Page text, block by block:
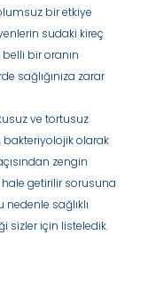
bir etkiye
sudaki kireç
bir oranın
sağlığınıza zarar
ve tortusuz
bakteriyolojik olarak
zengin
hale getirilir sorusuna
sağlıklı
sizler için listeledik.